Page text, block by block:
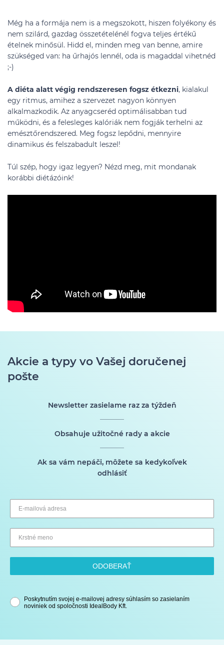
Még ha a formája nem is a megszokott, hiszen folyékony és
nem szilárd, gazdag összetételénél fogva teljes értékű
ételnek minősül. Hidd el, minden meg van benne, amire
szükséged van: ha űrhajós lennél, oda is magaddal vihetnéd
;-)
A diéta alatt végig rendszeresen fogsz étkezni, kialakul
egy ritmus, amihez a szervezet nagyon könnyen
alkalmazkodik. Az anyagcseréd optimálisabban tud
működni, és a felesleges kalóriák nem fogják terhelni az
emésztőrendszered. Meg fogsz lepődni, mennyire
dinamikus és felszabadult leszel!
Túl szép, hogy igaz legyen? Nézd meg, mit mondanak
korábbi diétázóink!
Akcie a typy vo Vašej doručenej
pošte
Newsletter zasielame raz za týždeň
Obsahuje užitočné rady a akcie
Ak sa vám nepáči, môžete sa kedykoľvek
odhlásiť
ODOBERAŤ
Poskytnutím svojej e-mailovej adresy súhlasím so zasielaním
noviniek od spoločnosti IdealBody Kft.